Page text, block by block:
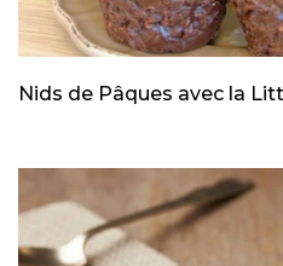
Nids de Pâques avec la